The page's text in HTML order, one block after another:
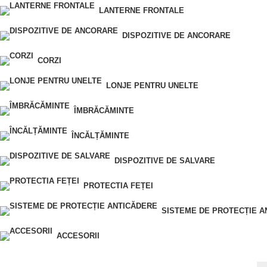
LANTERNE FRONTALE
DISPOZITIVE DE ANCORARE
CORZI
LONJE PENTRU UNELTE
ÎMBRĂCĂMINTE
ÎNCĂLȚĂMINTE
DISPOZITIVE DE SALVARE
PROTECTIA FEȚEI
SISTEME DE PROTECȚIE
ACCESORII